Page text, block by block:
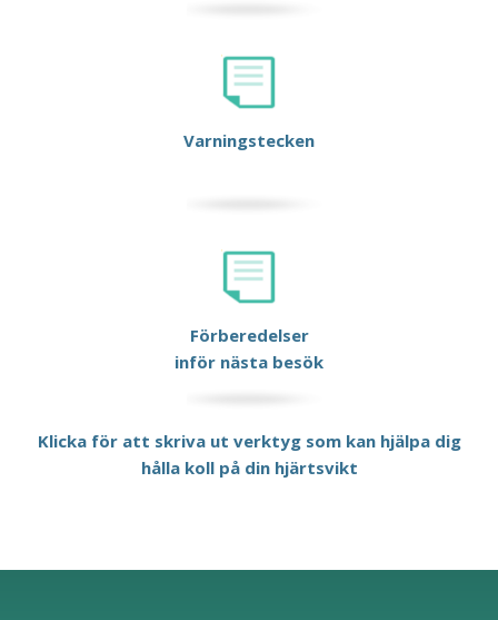
Varningstecken
Förberedelser
inför nästa besök
Klicka för att skriva ut verktyg som kan hjälpa dig
hålla koll på din hjärtsvikt